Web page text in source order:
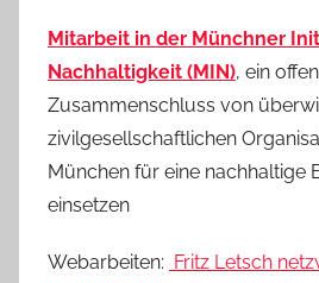
Mitarbeit in der Münchner
Nachhaltigkeit (MIN), ein
Zusammenschluss von
zivilgesellschaftlichen
München für eine nachhaltige
einsetzen
Webarbeiten: Fritz Letsch